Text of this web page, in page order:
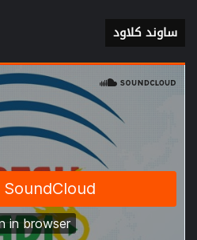
ساوند كلاود